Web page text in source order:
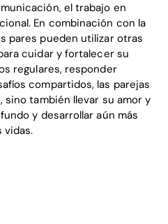
el trabajo en
En combinación con la
pares pueden utilizar otras
cuidar y fortalecer su
regulares, responder
compartidos, las parejas
también llevar su amor y
y desarrollar aún más
vidas.